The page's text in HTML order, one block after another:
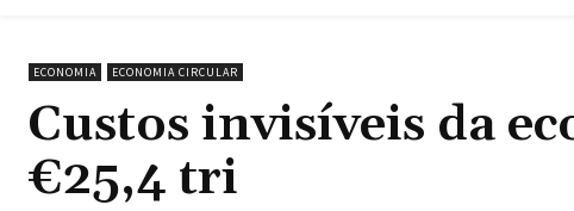
ECONOMIA ECONOMIA CIRCULAR
Custos invisíveis da
€25,4 tri